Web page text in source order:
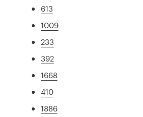
613
1009
233
392
1668
410
1886